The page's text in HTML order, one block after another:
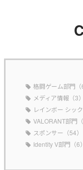
格闘ゲーム部門（
メディア情報（3）
レインボー シッ
VALORANT部門（
スポンサー（54）
Identity V部門（6）